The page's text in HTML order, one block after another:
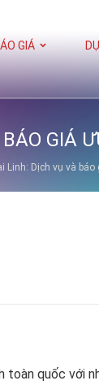
GIÁ
GIÁ
Linh: Dịch vụ và
toàn quốc với